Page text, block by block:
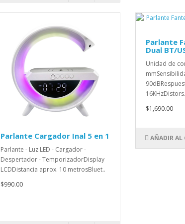
Parlante Cargador Inal 5 en 1
Parlante - Luz LED - Cargador -
Despertador - TemporizadorDisplay
LCDDistancia aprox. 10 metrosBluet..
$990.00
Parlante
Dual BT/
Unidad de
$1,690.00
AÑADIR AL